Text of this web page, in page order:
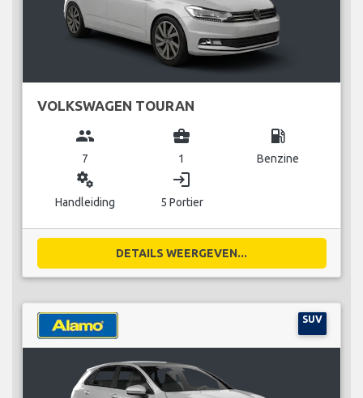
VOLKSWAGEN TOURAN
group
7
business_center
1
local_gas_station
Benzine
miscellaneous_services
Handleiding
login
5 Portier
DETAILS WEERGEVEN...
SUV